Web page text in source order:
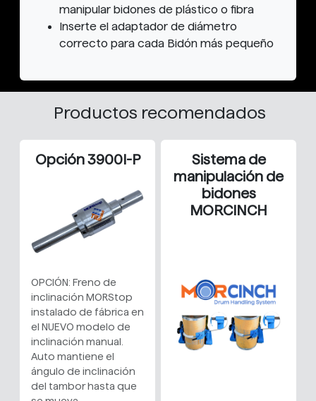
manipular bidones de plástico o fibra
Inserte el adaptador de diámetro
correcto para cada Bidón más pequeño
Productos recomendados
Opción 3900I-P
OPCIÓN: Freno de
inclinación MORStop
instalado de fábrica en
el NUEVO modelo de
inclinación manual.
Auto mantiene el
ángulo de inclinación
del tambor hasta que
Sistema de
manipulación de
bidones
MORCINCH